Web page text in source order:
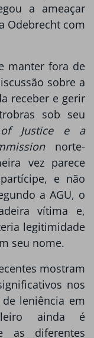
a ameaçar
Odebrecht com
manter fora de
sobre a
receber e gerir
sob seu
Justice e a
norte-
vez parece
e não
a AGU, o
vítima e,
legitimidade
seu nome.
mostram
nos
leniência em
ainda é
as diferentes